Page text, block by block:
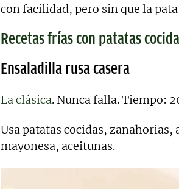
con facilidad, pero sin que la
Recetas frías con patatas
Ensaladilla rusa casera
La clásica. Nunca falla. Tiempo:
Usa patatas cocidas,
mayonesa, aceitunas.